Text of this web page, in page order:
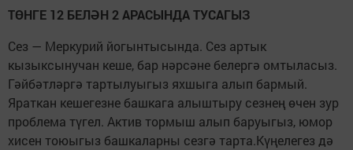
ТӨНГЕ 12 БЕЛӘН 2 АРАСЫНДА ТУСАГЫЗ
Сез — Меркурий йогынтысында. Сез артык
кызыксынучан кеше, бар нәрсәне белергә омтыласыз.
Гәйбәтләргә тарты­луыгыз яхшыга алып бармый.
Яраткан кешегезне башкага алыштыру сезнең өчен зур
проблема түгел. Актив тормыш алып баруыгыз, юмор
хисен тоюыгыз башкаларны сезгә тарта.Күңелегез дә